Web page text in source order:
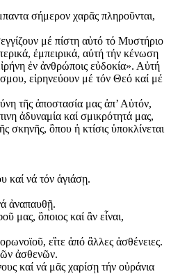
σήμερον χαρᾶς πληροῦνται,
μέ πίστη αὐτό τό Μυστήριο
ἐμπειρικά, αὐτή τήν κένωση
ἐν ἀνθρώποις εὐδοκία». Αὐτή
εἰρηνεύουν μέ τόν Θεό καί μέ
τῆς ἀποστασία μας ἀπ’ Αὐτόν,
ἀδυναμία καί σμικρότητά μας,
ὃπου ἡ κτίσις ὑποκλίνεται
καί νά τόν ἁγιάσῃ.
ἀναπαυθῇ.
μας, ὃποιος καί ἂν εἶναι,
εἲτε ἀπό ἂλλες ἀσθένειες.
ἀσθενῶν.
καί νά μᾶς χαρίσῃ τήν οὐράνια